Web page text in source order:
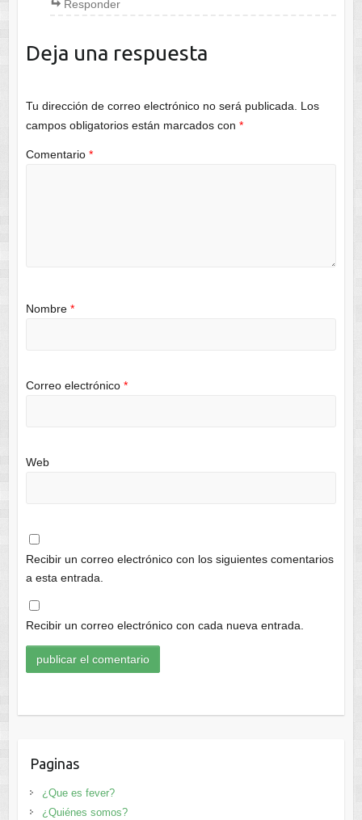
Responder
Deja una respuesta
Tu dirección de correo electrónico no será publicada.
Los
campos obligatorios están marcados con *
Comentario *
Nombre *
Correo electrónico *
Web
Recibir un correo electrónico con los siguientes comentarios
a esta entrada.
Recibir un correo electrónico con cada nueva entrada.
Paginas
¿Que es fever?
¿Quiénes somos?